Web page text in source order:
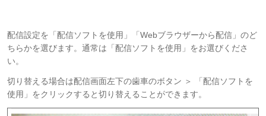
配信設定を「配信ソフトを使用」「Webブラウザーから配信」のど
ちらかを選びます。通常は「配信ソフトを使用」をお選びくださ
い。
切り替える場合は配信画面左下の歯車のボタン ＞ 「配信ソフトを
使用」をクリックすると切り替えることができます。